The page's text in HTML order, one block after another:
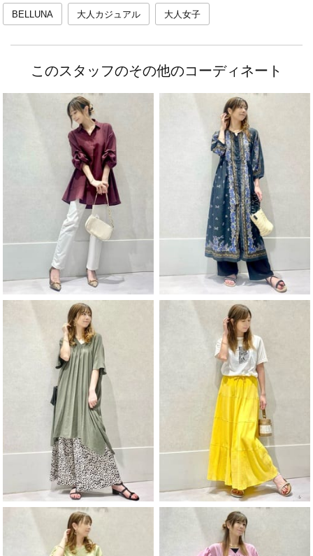
BELLUNA 大人カジュアル 大人女子
このスタッフのその他のコーディネート